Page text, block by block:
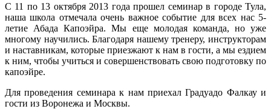
С 11 по 13 октября 2013 года прошел семинар в городе Тула,
наша школа отмечала очень важное событие для всех нас 5-
летие Абада Капоэйра. Мы еще молодая команда, но уже
многому научились. Благодаря нашему тренеру, инструкторам
и наставникам, которые приезжают к нам в гости, а мы ездием
к ним, чтобы учиться и совершенствовать свою подготовку по
капоэйре.
Для проведения семинара к нам приехал Градуадо Фалкау и
гости из Воронежа и Москвы.